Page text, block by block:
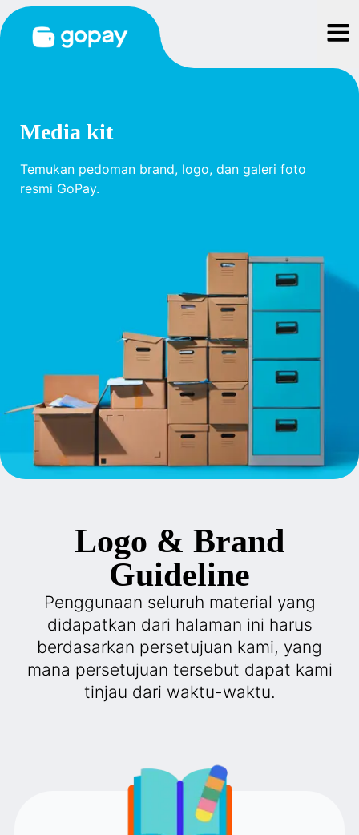
Media kit
Temukan pedoman brand, logo, dan galeri foto
resmi GoPay.
Logo & Brand
Guideline
Penggunaan seluruh material yang
didapatkan dari halaman ini harus
berdasarkan persetujuan kami, yang
mana persetujuan tersebut dapat kami
tinjau dari waktu-waktu.